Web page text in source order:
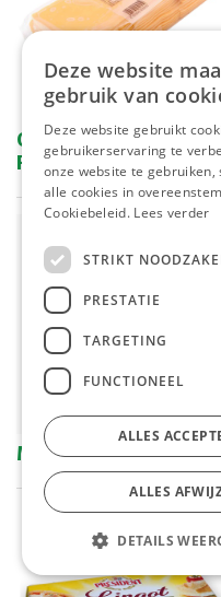
Cheddar Burger Slices
Frit is it 84 x 12,5 gr
Margarine Fama 2 kg
Deze website
gebruik van
Deze website gebruikt
gebruikerservaring te
onze website te gebruiken,
alle cookies in
Cookiebeleid. Lees verder
STRIKT
PRESTATIE
TARGETING
FUNCTIONEEL
ALLES
ALLES
DETAILS